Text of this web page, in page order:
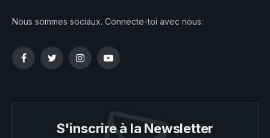
Nous sommes sociaux. Connecte-toi avec nous:
FacebookTwitterInstagramYouTube
S'inscrire à la Newsletter